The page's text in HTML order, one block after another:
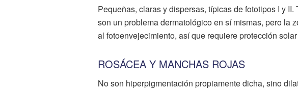
Pequeñas, claras y dispersas, típicas de fototipos I y
son un problema dermatológico en sí mismas, pero la
al fotoenvejecimiento, así que requiere protección
ROSÁCEA Y MANCHAS ROJAS
No son hiperpigmentación propiamente dicha, sino